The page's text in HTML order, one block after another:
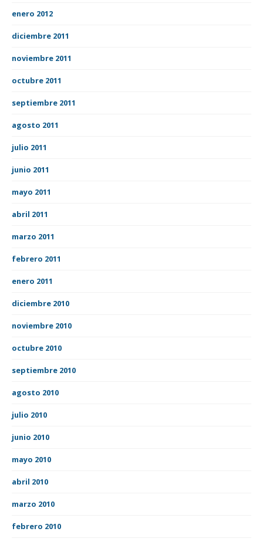
enero 2012
diciembre 2011
noviembre 2011
octubre 2011
septiembre 2011
agosto 2011
julio 2011
junio 2011
mayo 2011
abril 2011
marzo 2011
febrero 2011
enero 2011
diciembre 2010
noviembre 2010
octubre 2010
septiembre 2010
agosto 2010
julio 2010
junio 2010
mayo 2010
abril 2010
marzo 2010
febrero 2010